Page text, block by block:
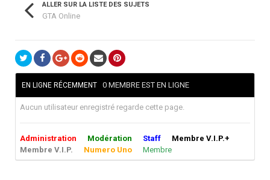
ALLER SUR LA LISTE DES SUJETS
GTA Online
EN LIGNE RÉCEMMENT 0 MEMBRE EST EN LIGNE
Aucun utilisateur enregistré regarde cette page.
Administration Modération Staff
Membre V.I.P.+
Membre V.I.P.
Numero Uno Membre